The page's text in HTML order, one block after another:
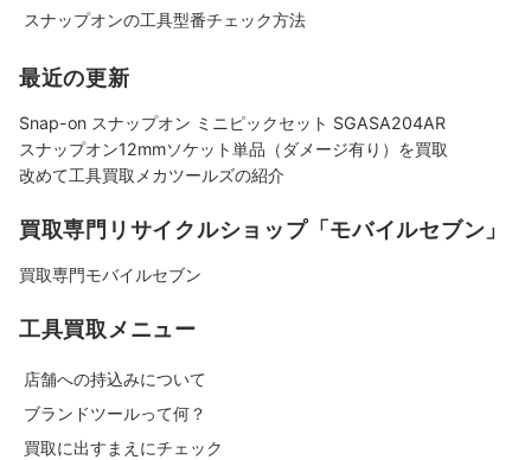
スナップオンの工具型番チェック方法
最近の更新
Snap-on スナップオン ミニピックセット SGASA204AR
スナップオン12mmソケット単品（ダメージ有り）を買取
改めて工具買取メカツールズの紹介
買取専門リサイクルショップ「モバイルセブン」
買取専門モバイルセブン
工具買取メニュー
店舗への持込みについて
ブランドツールって何？
買取に出すまえにチェック